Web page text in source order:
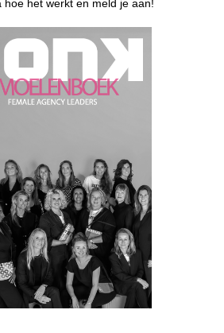
hoe het werkt en meld je aan!